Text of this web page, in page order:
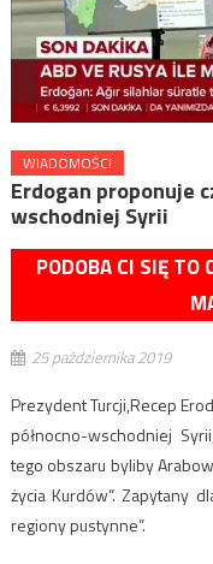
WIADOMOŚCI
Erdogan proponuje
wschodniej Syrii
PODOBA CI SIĘ TO
25 października 2019
Prezydent Turcji,Recep
północno-wschodniej
tego obszaru byliby
życia Kurdów”. Zapytany
regiony pustynne”.